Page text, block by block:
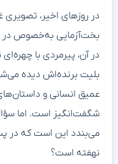
در روزهای اخیر، تصویری
بخت‌آزمایی به‌خصوص
در آن، پیرمردی با
بلیت برنده‌اش دیده
عمیق انسانی و
شگفت‌انگیز است. اما
می‌بندد این است که در
نهفته است؟